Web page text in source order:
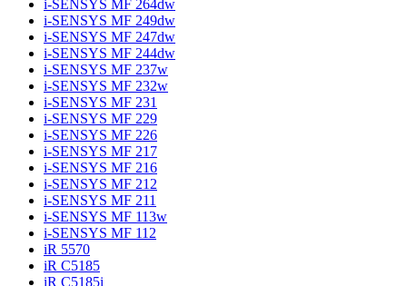
i-SENSYS MF 264dw
i-SENSYS MF 249dw
i-SENSYS MF 247dw
i-SENSYS MF 244dw
i-SENSYS MF 237w
i-SENSYS MF 232w
i-SENSYS MF 231
i-SENSYS MF 229
i-SENSYS MF 226
i-SENSYS MF 217
i-SENSYS MF 216
i-SENSYS MF 212
i-SENSYS MF 211
i-SENSYS MF 113w
i-SENSYS MF 112
iR 5570
iR C5185
iR C5185i